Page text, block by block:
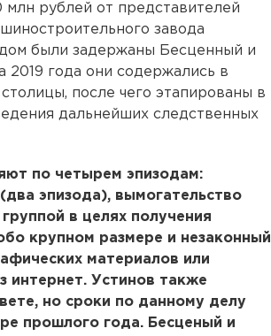
млн рублей от представителей
завода
были задержаны Бесценный и
2019 года они содержались в
после чего этапированы в
дальнейших следственных
по четырем эпизодам:
эпизода), вымогательство
в целях получения
крупном размере и незаконный
материалов или
интернет. Устинов также
но сроки по данному делу
прошлого года. Бесценый и